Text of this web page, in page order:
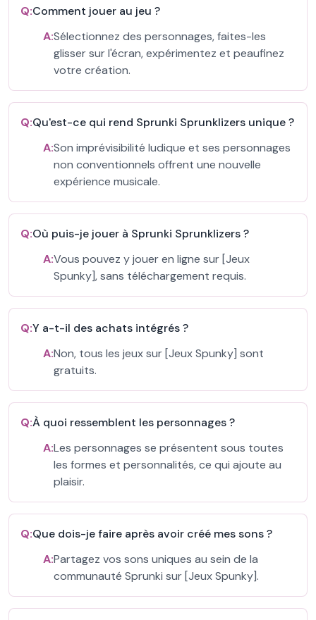
Q:Comment jouer au jeu ?
A:Sélectionnez des personnages, faites-les
glisser sur l'écran, expérimentez et peaufinez
votre création.
Q:Qu'est-ce qui rend Sprunki Sprunklizers unique ?
A:Son imprévisibilité ludique et ses personnages
non conventionnels offrent une nouvelle
expérience musicale.
Q:Où puis-je jouer à Sprunki Sprunklizers ?
A:Vous pouvez y jouer en ligne sur [Jeux
Spunky], sans téléchargement requis.
Q:Y a-t-il des achats intégrés ?
A:Non, tous les jeux sur [Jeux Spunky] sont
gratuits.
Q:À quoi ressemblent les personnages ?
A:Les personnages se présentent sous toutes
les formes et personnalités, ce qui ajoute au
plaisir.
Q:Que dois-je faire après avoir créé mes sons ?
A:Partagez vos sons uniques au sein de la
communauté Sprunki sur [Jeux Spunky].